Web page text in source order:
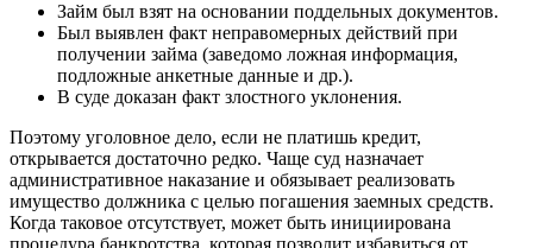
Займ был взят на основании поддельных документов.
Был выявлен факт неправомерных действий при
получении займа (заведомо ложная информация,
подложные анкетные данные и др.).
В суде доказан факт злостного уклонения.
Поэтому уголовное дело, если не платишь кредит,
открывается достаточно редко. Чаще суд назначает
административное наказание и обязывает реализовать
имущество должника с целью погашения заемных средств.
Когда таковое отсутствует, может быть инициирована